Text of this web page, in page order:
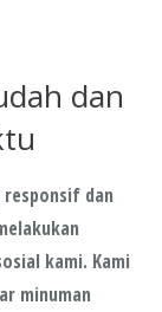
dan
responsif dan
kami. Kami
minuman